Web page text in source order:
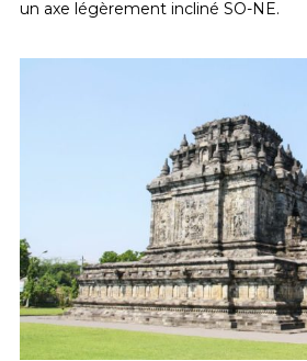
un axe légèrement incliné SO-NE.